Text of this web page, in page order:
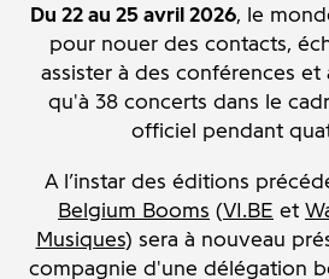
Du 22 au 25 avril 2026, le
pour nouer des contacts,
assister à des conférences et
qu'à 38 concerts dans le
officiel pendant
A l’instar des éditions
Belgium Booms (VI.BE et
Musiques) sera à nouveau
compagnie d'une délégation